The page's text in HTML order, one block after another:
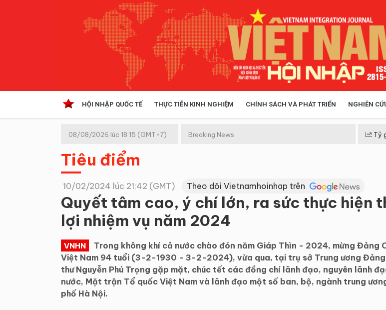
HỘI NHẬP QUỐC TẾ THỰC TIỄN KINH NGHIỆM CHÍNH SÁCH VÀ PHÁT TRIỂN NGHIÊN
Kinh tế hội nhập
Doanh nghiệp
08/08/2026 lúc 18:15 (GMT+7) Breaking News Tỷ
Tiêu điểm
10/02/2024 lúc 21:42 (GMT) Theo dõi Vietnamhoinhap trên
Quyết tâm cao, ý chí lớn, ra sức thực hiện
lợi nhiệm vụ năm 2024
VNHN
Trong không khí cả nước chào đón năm Giáp Thìn - 2024, mừng Đảng
Việt Nam 94 tuổi (3-2-1930 - 3-2-2024), vừa qua, tại trụ sở Trung ương
thư Nguyễn Phú Trọng gặp mặt, chúc tết các đồng chí lãnh đạo, nguyên lãnh
nước, Mặt trận Tổ quốc Việt Nam và lãnh đạo một số ban, bộ, ngành trung
phố Hà Nội.